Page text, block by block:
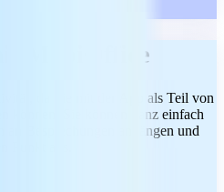
MobiOffice
da Sie mit der App als Teil von
können. Sie können ganz einfach
Besprechungen anhängen und
Punkt aus.